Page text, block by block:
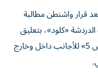
قرار واشنطن مطالبة
«كلود»، بتعليق
إتاحة نموذجي «فايبل 5» و«مايثوس 5» للأجانب داخل وخارج